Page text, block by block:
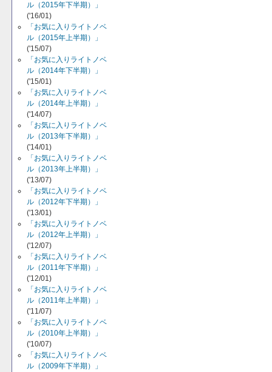
ル（2015年下半期）」
('16/01)
「お気に入りライトノベ
ル（2015年上半期）」
('15/07)
「お気に入りライトノベ
ル（2014年下半期）」
('15/01)
「お気に入りライトノベ
ル（2014年上半期）」
('14/07)
「お気に入りライトノベ
ル（2013年下半期）」
('14/01)
「お気に入りライトノベ
ル（2013年上半期）」
('13/07)
「お気に入りライトノベ
ル（2012年下半期）」
('13/01)
「お気に入りライトノベ
ル（2012年上半期）」
('12/07)
「お気に入りライトノベ
ル（2011年下半期）」
('12/01)
「お気に入りライトノベ
ル（2011年上半期）」
('11/07)
「お気に入りライトノベ
ル（2010年上半期）」
('10/07)
「お気に入りライトノベ
ル（2009年下半期）」